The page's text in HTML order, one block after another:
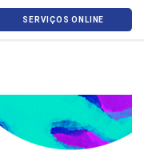
SERVIÇOS ONLINE